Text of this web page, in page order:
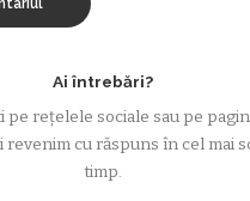
Ai întrebări?
pe rețelele sociale sau pe
revenim cu răspuns în cel mai
timp.